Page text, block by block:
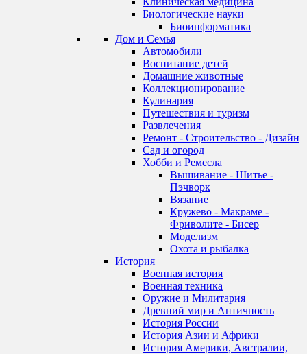
Биологические науки
Биоинформатика
Дом и Семья
Автомобили
Воспитание детей
Домашние животные
Коллекционирование
Кулинария
Путешествия и туризм
Развлечения
Ремонт - Строительство - Дизайн
Сад и огород
Хобби и Ремесла
Вышивание - Шитье -
Пэчворк
Вязание
Кружево - Макраме -
Фриволите - Бисер
Моделизм
Охота и рыбалка
История
Военная история
Военная техника
Оружие и Милитария
Древний мир и Античность
История России
История Азии и Африки
История Америки, Австралии,